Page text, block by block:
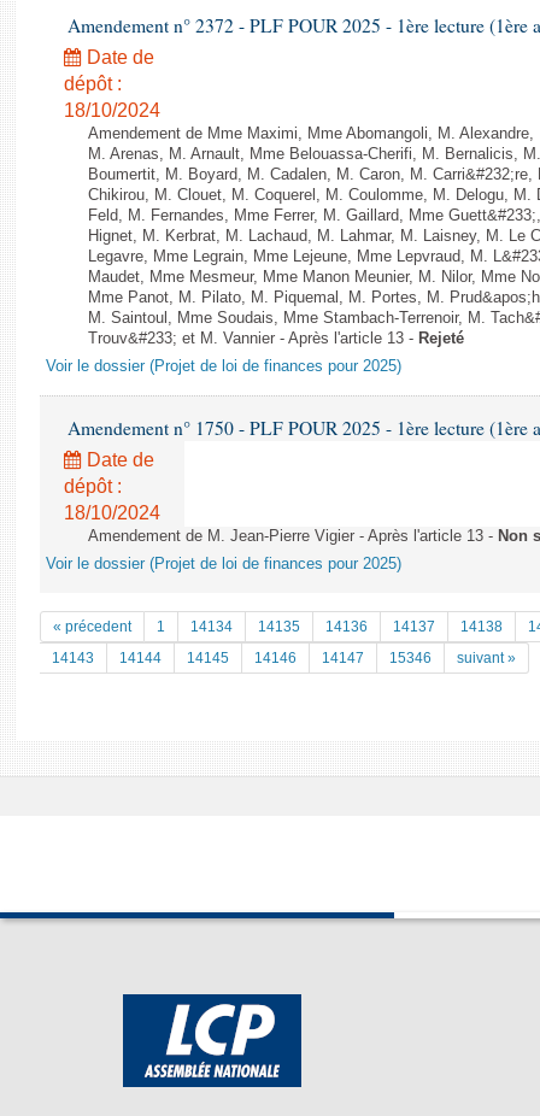
Amendement n° 2372 - PLF POUR 2025 - 1ère lecture (1ère
Date de
dépôt :
18/10/2024
Amendement de Mme Maximi, Mme Abomangoli, M.
M. Arenas, M. Arnault, Mme Belouassa-Cherifi, M. Bernalicis,
Boumertit, M. Boyard, M. Cadalen, M. Caron, M.
Chikirou, M. Clouet, M. Coquerel, M. Coulomme, M. Delogu, M.
Feld, M. Fernandes, Mme Ferrer, M. Gaillard, Mme
Hignet, M. Kerbrat, M. Lachaud, M. Lahmar, M. Laisney, M. Le
Legavre, Mme Legrain, Mme Lejeune, Mme Lepvraud, M.
Maudet, Mme Mesmeur, Mme Manon Meunier, M. Nilor, Mme
Mme Panot, M. Pilato, M. Piquemal, M. Portes, M.
M. Saintoul, Mme Soudais, Mme Stambach-Terrenoir, M.
Trouv&#233; et M. Vannier - Après l'article 13 - Rejeté
Voir le dossier (Projet de loi de finances pour 2025)
Amendement n° 1750 - PLF POUR 2025 - 1ère lecture (1ère
Date de
dépôt :
18/10/2024
Amendement de M. Jean-Pierre Vigier - Après l'article 13 - Non
Voir le dossier (Projet de loi de finances pour 2025)
« précedent 1 14134 14135 14136 14137 14138
14143
14144 14145 14146 14147 15346 suivant »